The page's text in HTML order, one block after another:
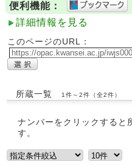
便利機能：
詳細情報を見る
このページのURL：
所蔵一覧 1件～2件（全2件）
ナンバーをクリックすると
す。